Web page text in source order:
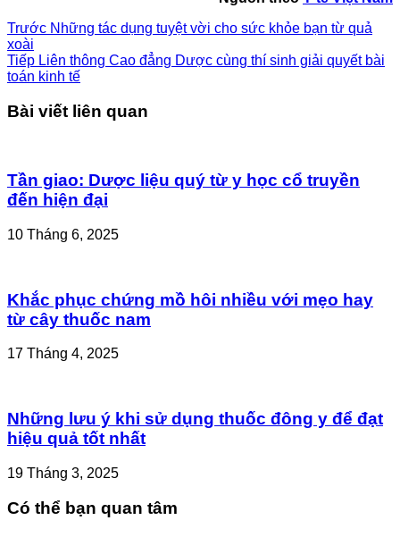
Trước Những tác dụng tuyệt vời cho sức khỏe bạn từ quả
xoài
Tiếp Liên thông Cao đẳng Dược cùng thí sinh giải quyết bài
toán kinh tế
Bài viết liên quan
Tần giao: Dược liệu quý từ y học cổ truyền
đến hiện đại
10 Tháng 6, 2025
Khắc phục chứng mồ hôi nhiều với mẹo hay
từ cây thuốc nam
17 Tháng 4, 2025
Những lưu ý khi sử dụng thuốc đông y để đạt
hiệu quả tốt nhất
19 Tháng 3, 2025
Có thể bạn quan tâm